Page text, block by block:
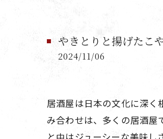
やきとりと揚げたこ
2024/11/06
居酒屋は日本の文化に深く
み合わせは、多くの居酒屋